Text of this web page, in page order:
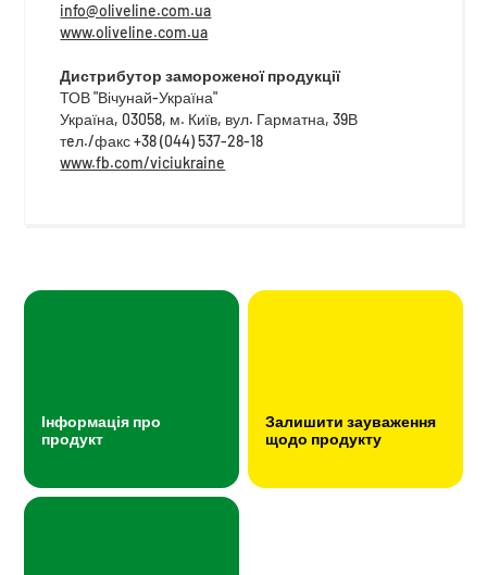
info@oliveline.com.ua
www.oliveline.com.ua
Дистрибутор замороженої продукції
ТОВ "Вічунай-Україна"
Україна, 03058, м. Київ, вул. Гарматна, 39В
тeл./факс +38 (044) 537-28-18
www.fb.com/viciukraine
Інформація про
продукт
Залишити зауваження
щодо продукту